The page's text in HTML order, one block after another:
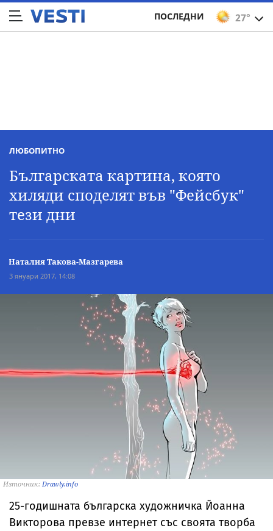
27°
ПОСЛЕДНИ
ЛЮБОПИТНО
Българската картина, която
хиляди споделят във "Фейсбук"
тези дни
Наталия Такова-Мазгарева
3 януари 2017, 14:08
Източник: Drawly.info
25-годишната българска художничка Йоанна
Викторова превзе интернет със своята творба